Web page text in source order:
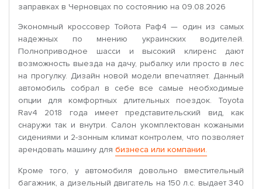
заправках в Черновцах по состоянию на 09.08.2026
Экономный кроссовер Тойота Раф4 — один из самых
надежных по мнению украинских водителей.
Полноприводное шасси и высокий клиренс дают
возможность выезда на дачу, рыбалку или просто в лес
на прогулку. Дизайн новой модели впечатляет. Данный
автомобиль собрал в себе все самые необходимые
опции для комфортных длительных поездок. Toyota
Rav4 2018 года имеет представительский вид, как
снаружи так и внутри. Салон укомплектован кожаными
сидениями и 2-зонным климат контролем, что позволяет
арендовать машину для бизнеса или компании.
Кроме того, у автомобиля довольно вместительный
багажник, а дизельный двигатель на 150 л.с. выдает 340